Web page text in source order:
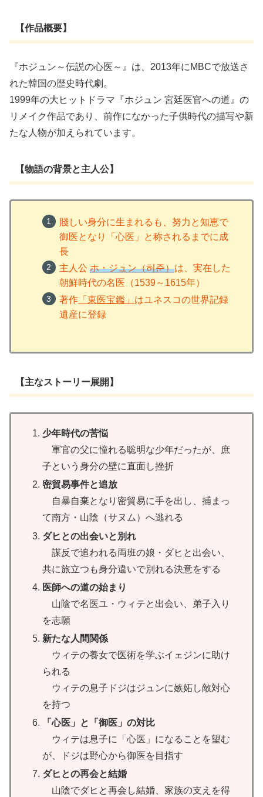
【作品概要】
『ホジュン～伝説の心医～』は、2013年にMBCで放送さ
れた韓国の歴史時代劇。
1999年の大ヒットドラマ『ホジュン 宮廷医官への道』の
リメイク作品であり、前作になかった子供時代の描写や新
たな人物が加えられています。
【物語の背景と主人公】
賤しい身分に生まれるも、努力と知恵で
御医となり「心医」と称されるまでに成
長
主人公 ホ・ジュン（허준）は、実在した
朝鮮時代の名医（1539～1615年）
著作「東医宝鑑」 はユネスコの世界記録
遺産に登録
【主なストーリー展開】
少年時代の苦悩
軍官の父に憧れる聡明な少年だったが、庶
子という身分の壁に直面し挫折
密貿易事件と追放
自暴自棄となり密貿易に手を出し、捕まっ
て南方・山陰（サヌム）へ逃れる
ダヒとの出会いと別れ
謀反で追われる両班の娘・ダヒと出会い、
共に旅立つも身分違いで別れる決意をする
医師への道の始まり
山陰で名医ユ・ウィテと出会い、弟子入り
を志願
新たな人間関係
ウィテの養女で医術を学ぶイェジンに助け
られる
ウィテの息子ドジはジュンに嫉妬し敵対心
を持つ
「心医」と「御医」の対比
ウィテは息子に「心医」になることを望む
が、ドジは野心から御医を目指す
ダヒとの再会と結婚
山陰でダヒと再会し結婚、家族の支えを得